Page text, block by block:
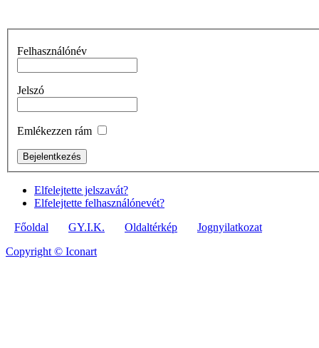
Felhasználónév
Jelszó
Emlékezzen rám
Elfelejtette jelszavát?
Elfelejtette felhasználónevét?
Főoldal
GY.I.K. Oldaltérkép
Jognyilatkozat
Copyright © Iconart